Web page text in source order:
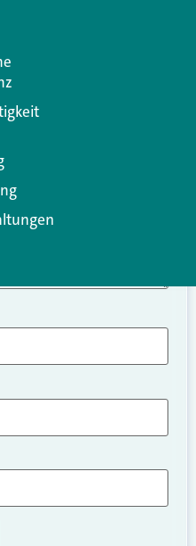
veröffentlicht.